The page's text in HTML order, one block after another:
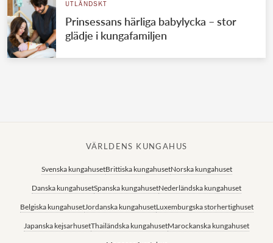
Danska kungahuset
Spanska kungahuset
UTLÄNDSKT
Prinsessans härliga babylycka – stor
glädje i kungafamiljen
VÄRLDENS KUNGAHUS
Svenska kungahusetBrittiska kungahusetNorska kungahuset
Danska kungahusetSpanska kungahusetNederländska kungahuset
Belgiska kungahusetJordanska kungahusetLuxemburgska storhertighuset
Japanska kejsarhusetThailändska kungahusetMarockanska kungahuset